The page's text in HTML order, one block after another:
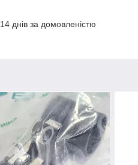
днів за домовленістю